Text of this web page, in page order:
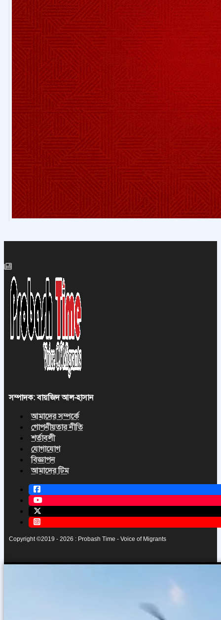
সম্পাদক: বায়জিদ আল-হাসান
আমাদের সম্পর্কে
গোপনীয়তার নীতি
শর্তাবলী
যোগাযোগ
বিজ্ঞাপন
আমাদের টিম
Copyright ©2019 - 2026 : Probash Time - Voice of Migrants